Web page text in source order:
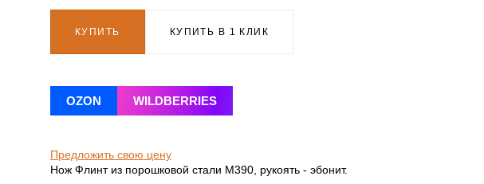
КУПИТЬ КУПИТЬ В 1 КЛИК
OZON WILDBERRIES
Предложить свою цену
Нож Флинт из порошковой стали М390, рукоять - эбонит.